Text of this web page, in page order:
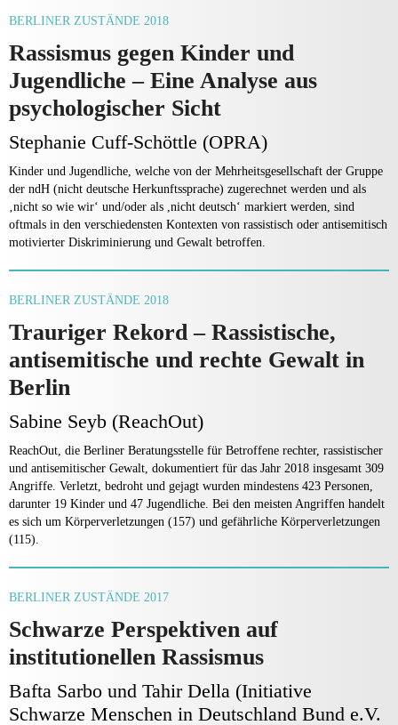
BERLINER ZUSTÄNDE 2018
Rassismus gegen Kinder und
Jugendliche – Eine Analyse aus
psychologischer Sicht
Stephanie Cuff-Schöttle (OPRA)
Kinder und Jugendliche, welche von der Mehrheitsgesellschaft der Gruppe
der ndH (nicht deutsche Herkunftssprache) zugerechnet werden und als
‚nicht so wie wir‘ und/oder als ,nicht deutsch‘ markiert werden, sind
oftmals in den verschiedensten Kontexten von rassistisch oder antisemitisch
motivierter Diskriminierung und Gewalt betroffen.
BERLINER ZUSTÄNDE 2018
Trauriger Rekord – Rassistische,
antisemitische und rechte Gewalt in
Berlin
Sabine Seyb (ReachOut)
ReachOut, die Berliner Beratungsstelle für Betroffene rechter, rassistischer
und antisemitischer Gewalt, dokumentiert für das Jahr 2018 insgesamt 309
Angriffe. Verletzt, bedroht und gejagt wurden mindestens 423 Personen,
darunter 19 Kinder und 47 Jugendliche. Bei den meisten Angriffen handelt
es sich um Körperverletzungen (157) und gefährliche Körperverletzungen
(115).
BERLINER ZUSTÄNDE 2017
Schwarze Perspektiven auf
institutionellen Rassismus
Bafta Sarbo und Tahir Della (Initiative
Schwarze Menschen in Deutschland Bund e.V.